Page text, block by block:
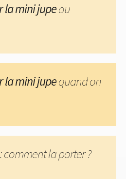
la mini jupeau
la mini jupequand on
comment la porter ?